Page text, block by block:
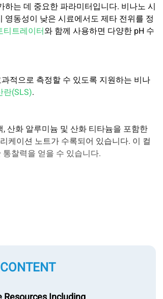
는 데 중요한 파라미터입니다. 비나노 시
영동성이 낮은 시료에서도 제타 전위를 정
티트레이터와 함께 사용하면 다양한 pH 수
적으로 측정할 수 있도록 지원하는 비나
란(SLS).
산화 알루미늄 및 산화 티타늄을 포함한
케이션 노트가 수록되어 있습니다. 이 컬
찰력을 얻을 수 있습니다.